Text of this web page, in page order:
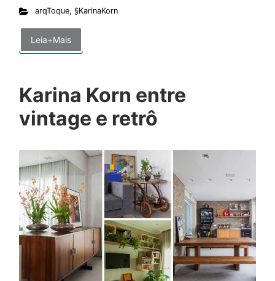
arqToque, §KarinaKorn
Leia+Mais
Karina Korn entre
vintage e retrô